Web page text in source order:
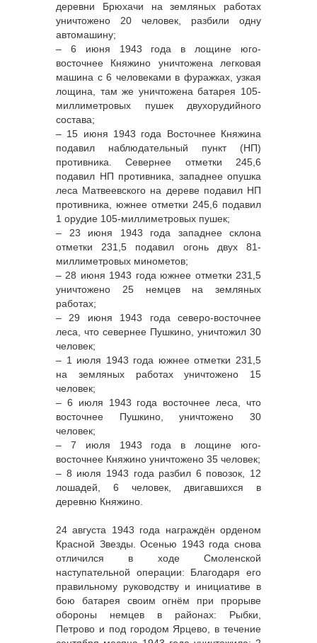
деревни Брюхачи на земляных работах
уничтожено 20 человек, разбили одну
автомашину;
– 6 июня 1943 года в лощине юго-
восточнее Княжино уничтожена легковая
машина с 6 человеками в фуражках, узкая
лощина, там же уничтожена батарея 105-
миллиметровых пушек двухорудийного
состава;
– 15 июня 1943 года Восточнее Княжина
подавил наблюдательный пункт (НП)
противника. Севернее отметки 245,6
подавил НП противника, западнее опушка
леса Матвеевского на дереве подавил НП
противника, южнее отметки 245,6 подавил
1 орудие 105-миллиметровых пушек;
– 23 июня 1943 года западнее склона
отметки 231,5 подавил огонь двух 81-
миллиметровых минометов;
– 28 июня 1943 года южнее отметки 231,5
уничтожено 25 немцев на земляных
работах;
– 29 июня 1943 года северо-восточнее
леса, что севернее Пушкино, уничтожил 30
человек;
– 1 июля 1943 года южнее отметки 231,5
на земляных работах уничтожено 15
человек;
– 6 июля 1943 года восточнее леса, что
восточнее Пушкино, уничтожено 30
человек;
– 7 июля 1943 года в лощине юго-
восточнее Княжино уничтожено 35 человек;
– 8 июля 1943 года разбил 6 повозок, 12
лошадей, 6 человек, двигавшихся в
деревню Княжино.
24 августа 1943 года награждён орденом
Красной Звезды. Осенью 1943 года снова
отличился в ходе Смоленской
наступательной операции: Благодаря его
правильному руководству и инициативе в
бою батарея своим огнём при прорыве
обороны немцев в районах: Рыбки,
Петрово и под городом Ярцево, в течение